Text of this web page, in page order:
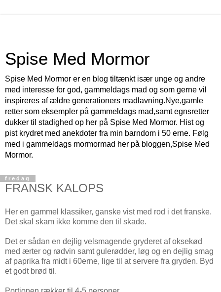
Spise Med Mormor
Spise Med Mormor er en blog tiltænkt især unge og andre
med interesse for god, gammeldags mad og som gerne vil
inspireres af ældre generationers madlavning.Nye,gamle
retter som eksempler på gammeldags mad,samt egnsretter
dukker til stadighed op her på Spise Med Mormor. Hist og
pist krydret med anekdoter fra min barndom i 50 erne. Følg
med i gammeldags mormormad her på bloggen,Spise Med
Mormor.
fredag
FRANSK KALOPS
Her en gammel klassiker, ganske vist med rod i det franske.
Det skal skam ikke komme den til skade.
Det er sådan en dejlig velsmagende gryderet af oksekød
med ærter og rødvin samt gulerødder, løg og en dejlig smag
af paprika fra midt i 60erne, lige til at servere fra gryden. Byd
et godt brød til.